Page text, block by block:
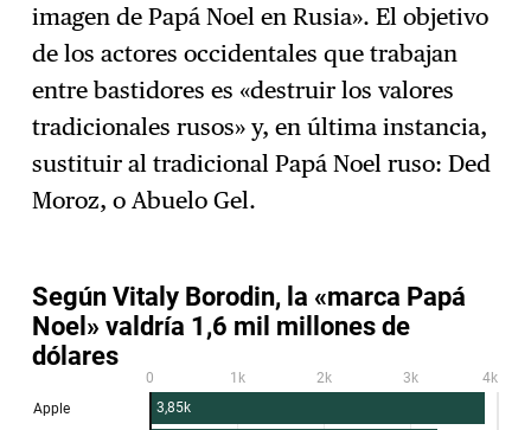
imagen de Papá Noel en Rusia». El objetivo
de los actores occidentales que trabajan
entre bastidores es «destruir los valores
tradicionales rusos» y, en última instancia,
sustituir al tradicional Papá Noel ruso: Ded
Moroz, o Abuelo Gel.